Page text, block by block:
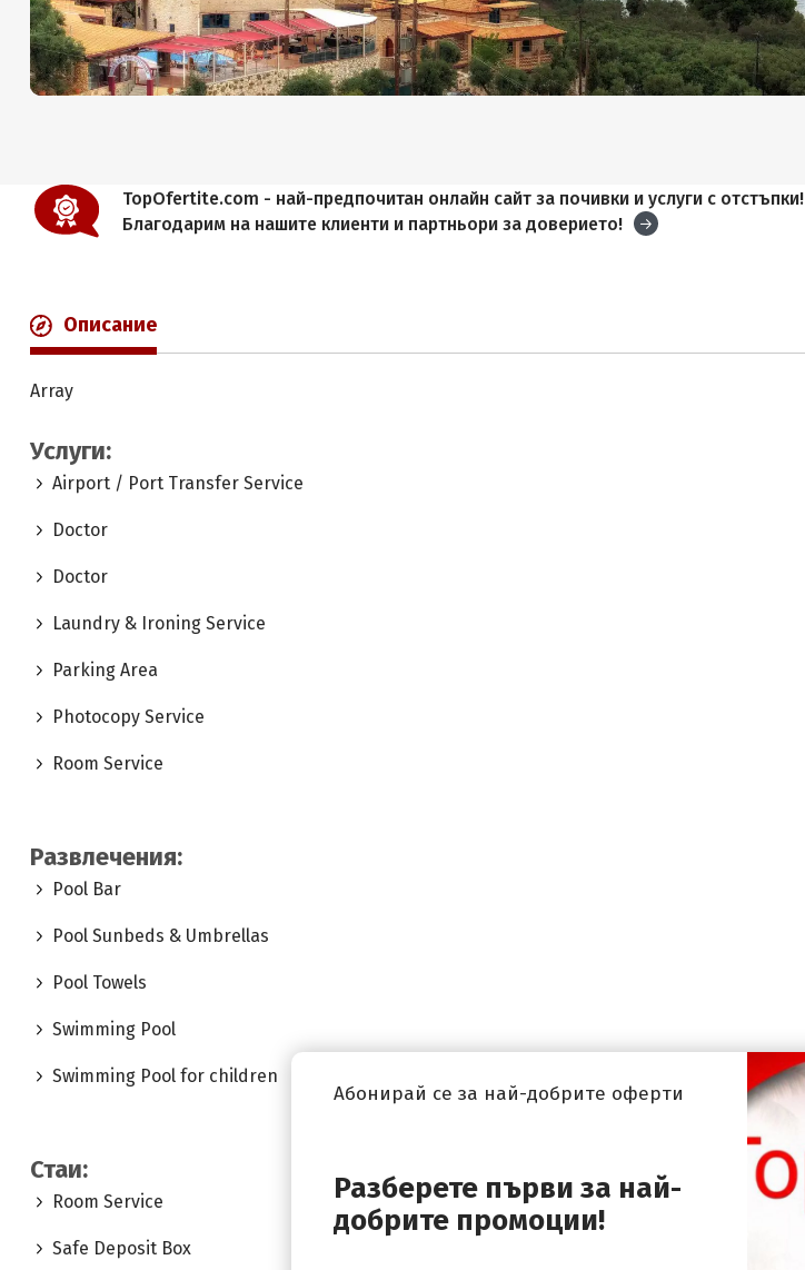
TopOfertite.com - най-предпочитан онлайн сайт за почивки и услуги с отстъпки!
Благодарим на нашите клиенти и партньори за доверието!
Описание
Array
Услуги:
Airport / Port Transfer Service
Doctor
Doctor
Laundry & Ironing Service
Parking Area
Photocopy Service
Room Service
Развлечения:
Pool Bar
Pool Sunbeds & Umbrellas
Pool Towels
Swimming Pool
Swimming Pool for children
Стаи:
Room Service
Safe Deposit Box
Абонирай се за най-добрите оферти
Разберете първи за най-
добрите промоции!